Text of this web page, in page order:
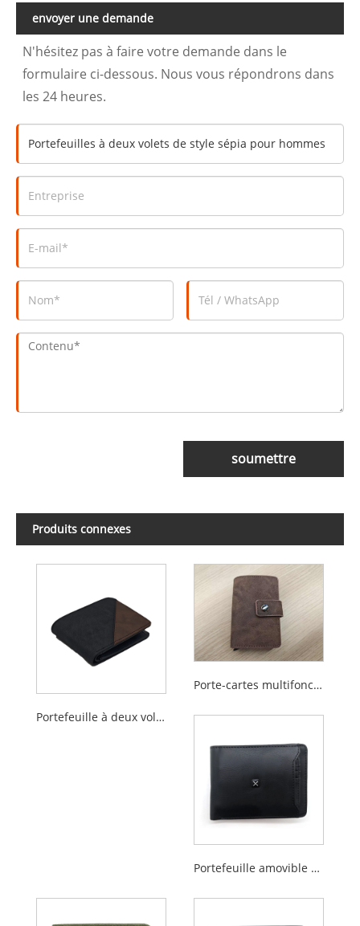
envoyer une demande
N'hésitez pas à faire votre demande dans le
formulaire ci-dessous. Nous vous répondrons dans
les 24 heures.
soumettre
Produits connexes
Portefeuille à deux volets en polyuréthane pour hommes
Porte-cartes multifonctionnel de blocage Rfid pour hommes, dernière conception
Portefeuille amovible des portefeuilles insérés pour les hommes